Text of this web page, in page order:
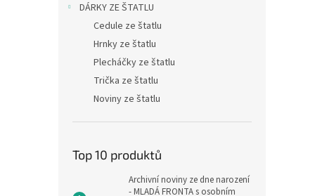
DÁRKY ZE ŠTATLU
Cedule ze štatlu
Hrnky ze štatlu
Plecháčky ze štatlu
Trička ze štatlu
Noviny ze štatlu
Top 10 produktů
Archivní noviny ze dne narození
- MLADÁ FRONTA s osobním